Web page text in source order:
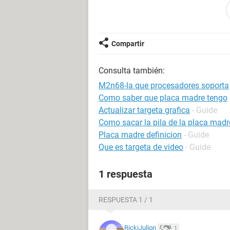
chipset del motherboard nvidia
memoria del sistema [ trial version ]
(4-4-4-12 @ 266 mhz)
dimm2: samsung m3 78t5663qz3-
placa de video nvidia geforce
aceleradora 3d nvidia nforce 6100-
ojala que les sirva los datitos que
Compartir
Consulta también:
M2n68-la que procesadores soporta
Como saber que placa madre tengo
Actualizar targeta grafica - Guide
Como sacar la pila de la placa
Placa madre definicion - Guide
Que es targeta de video - Guide
1 respuesta
RESPUESTA 1 / 1
RickiJulion 1